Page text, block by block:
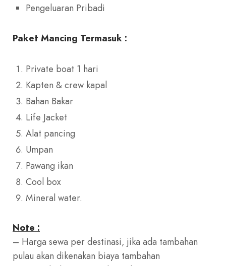
Pengeluaran Pribadi
Paket Mancing Termasuk :
Private boat 1 hari
Kapten & crew kapal
Bahan Bakar
Life Jacket
Alat pancing
Umpan
Pawang ikan
Cool box
Mineral water.
Note :
– Harga sewa per destinasi, jika ada tambahan
pulau akan dikenakan biaya tambahan